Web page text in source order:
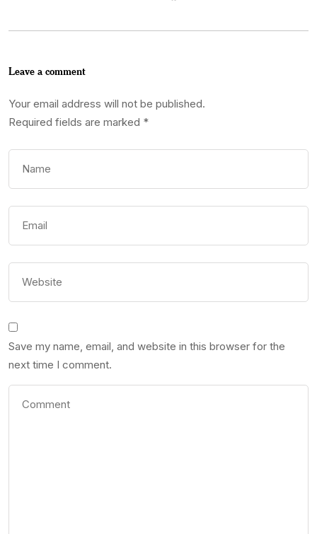
Leave a comment
Your email address will not be published.
Required fields are marked *
Save my name, email, and website in this browser for the
next time I comment.